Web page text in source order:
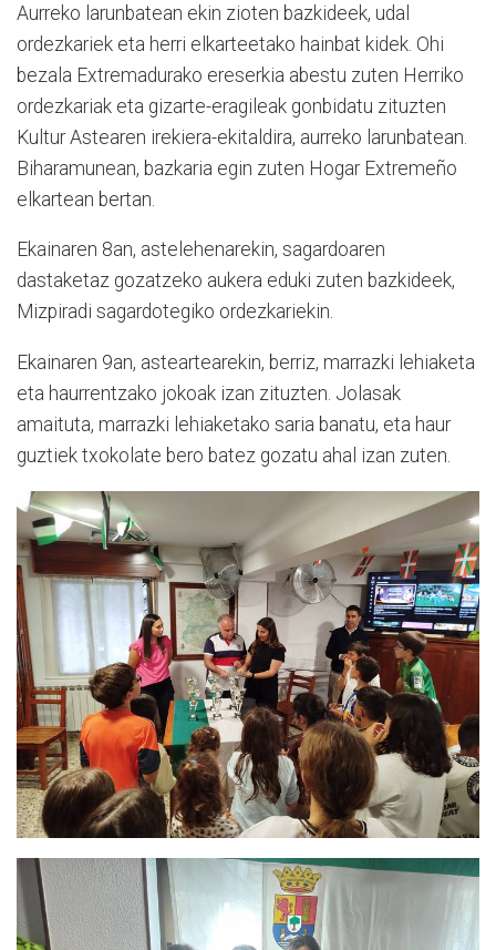
Aurreko larunbatean ekin zioten bazkideek, udal
ordezkariek eta herri elkarteetako hainbat kidek. Ohi
bezala Extremadurako ereserkia abestu zuten Herriko
ordezkariak eta gizarte-eragileak gonbidatu zituzten
Kultur Astearen irekiera-ekitaldira, aurreko larunbatean.
Biharamunean, bazkaria egin zuten Hogar Extremeño
elkartean bertan.
Ekainaren 8an, astelehenarekin, sagardoaren
dastaketaz gozatzeko aukera eduki zuten bazkideek,
Mizpiradi sagardotegiko ordezkariekin.
Ekainaren 9an, asteartearekin, berriz, marrazki lehiaketa
eta haurrentzako jokoak izan zituzten. Jolasak
amaituta, marrazki lehiaketako saria banatu, eta haur
guztiek txokolate bero batez gozatu ahal izan zuten.